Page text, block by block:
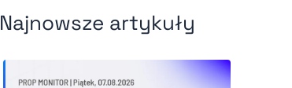
Najnowsze artykuły